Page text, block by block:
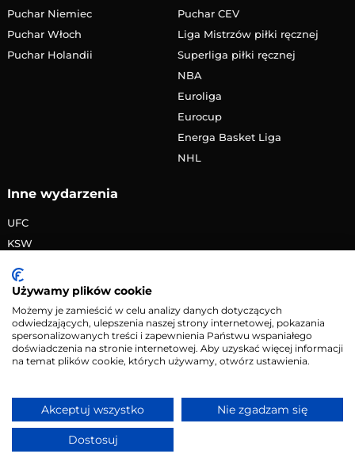
Puchar Niemiec
Puchar Włoch
Puchar Holandii
Puchar CEV
Liga Mistrzów piłki ręcznej
Superliga piłki ręcznej
NBA
Euroliga
Eurocup
Energa Basket Liga
NHL
Inne wydarzenia
UFC
KSW
PRIME MMA
Żużlowa Ekstraliga
Speedway Grand Prix
Skoki narciarskie
Kontakt•Reklama• Polityka prywatności
Serwis wyłącznie dla osób powyżej 18 lat. Hazard może
Używamy plików cookie
Możemy je zamieścić w celu analizy danych dotyczących
odwiedzających, ulepszenia naszej strony internetowej, pokazania
spersonalizowanych treści i zapewnienia Państwu wspaniałego
doświadczenia na stronie internetowej. Aby uzyskać więcej informacji
na temat plików cookie, których używamy, otwórz ustawienia.
Akceptuj wszystko Nie zgadzam się
Dostosuj